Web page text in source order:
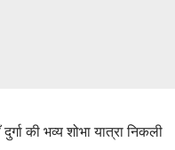
की भव्य शोभा यात्रा निकली